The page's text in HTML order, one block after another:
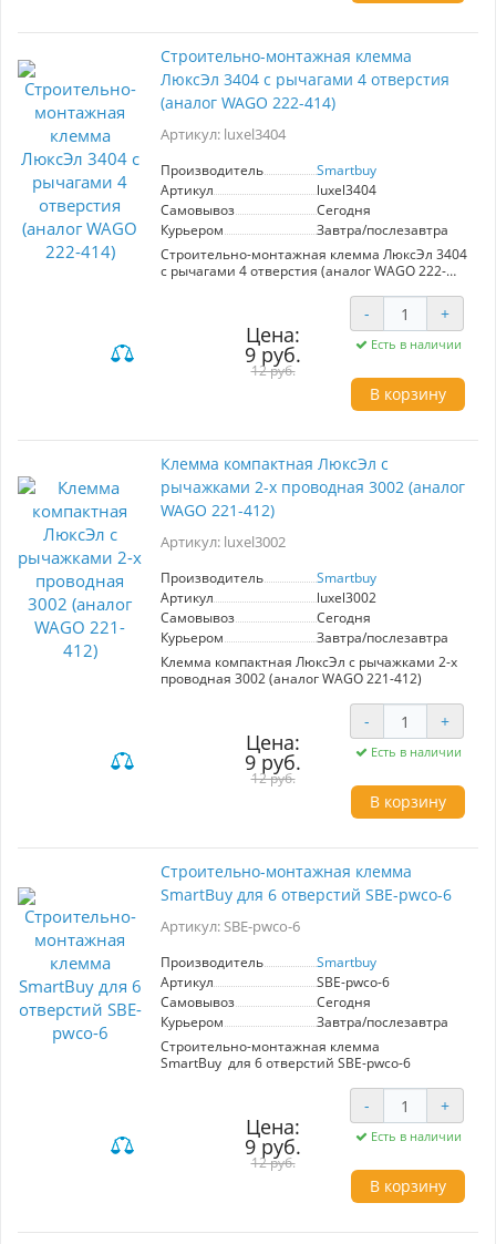
Cтроительно-монтажная клемма
ЛюксЭл 3404 с рычагами 4 отверстия
(аналог WAGO 222-414)
Артикул: luxel3404
Производитель
Smartbuy
Артикул
luxel3404
Самовывоз
Сегодня
Курьером
Завтра/послезавтра
Cтроительно-монтажная клемма ЛюксЭл 3404
с рычагами 4 отверстия (аналог WAGO 222-
Цена:
9 руб.
12 руб.
- +
Есть в наличии
В корзину
Клемма компактная ЛюксЭл с
рычажками 2-х проводная 3002 (аналог
WAGO 221-412)
Артикул: luxel3002
Производитель
Smartbuy
Артикул
luxel3002
Самовывоз
Сегодня
Курьером
Завтра/послезавтра
Клемма компактная ЛюксЭл с рычажками 2-х
проводная 3002 (аналог WAGO 221-412)
Цена:
9 руб.
12 руб.
- +
Есть в наличии
В корзину
Строительно-монтажная клемма
SmartBuy для 6 отверстий SBE-pwco-6
Артикул: SBE-pwco-6
Производитель
Smartbuy
Артикул
SBE-pwco-6
Самовывоз
Сегодня
Курьером
Завтра/послезавтра
Строительно-монтажная клемма
SmartBuy для 6 отверстий SBE-pwco-6
Цена:
9 руб.
12 руб.
- +
Есть в наличии
В корзину